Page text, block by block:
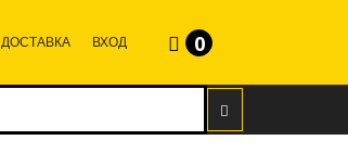
ДОСТАВКА ВХОД 0